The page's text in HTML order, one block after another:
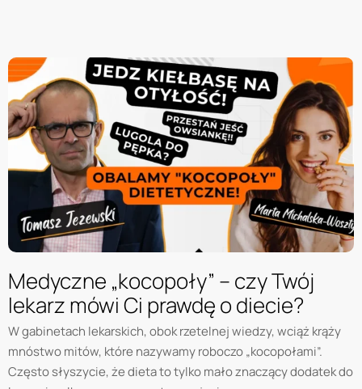
Medyczne „kocopoły” – czy Twój
lekarz mówi Ci prawdę o diecie?
W gabinetach lekarskich, obok rzetelnej wiedzy, wciąż krąży
mnóstwo mitów, które nazywamy roboczo „kocopołami”.
Często słyszycie, że dieta to tylko mało znaczący dodatek do